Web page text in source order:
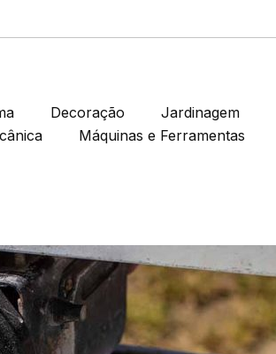
Decoração Jardinagem
Máquinas e Ferramentas